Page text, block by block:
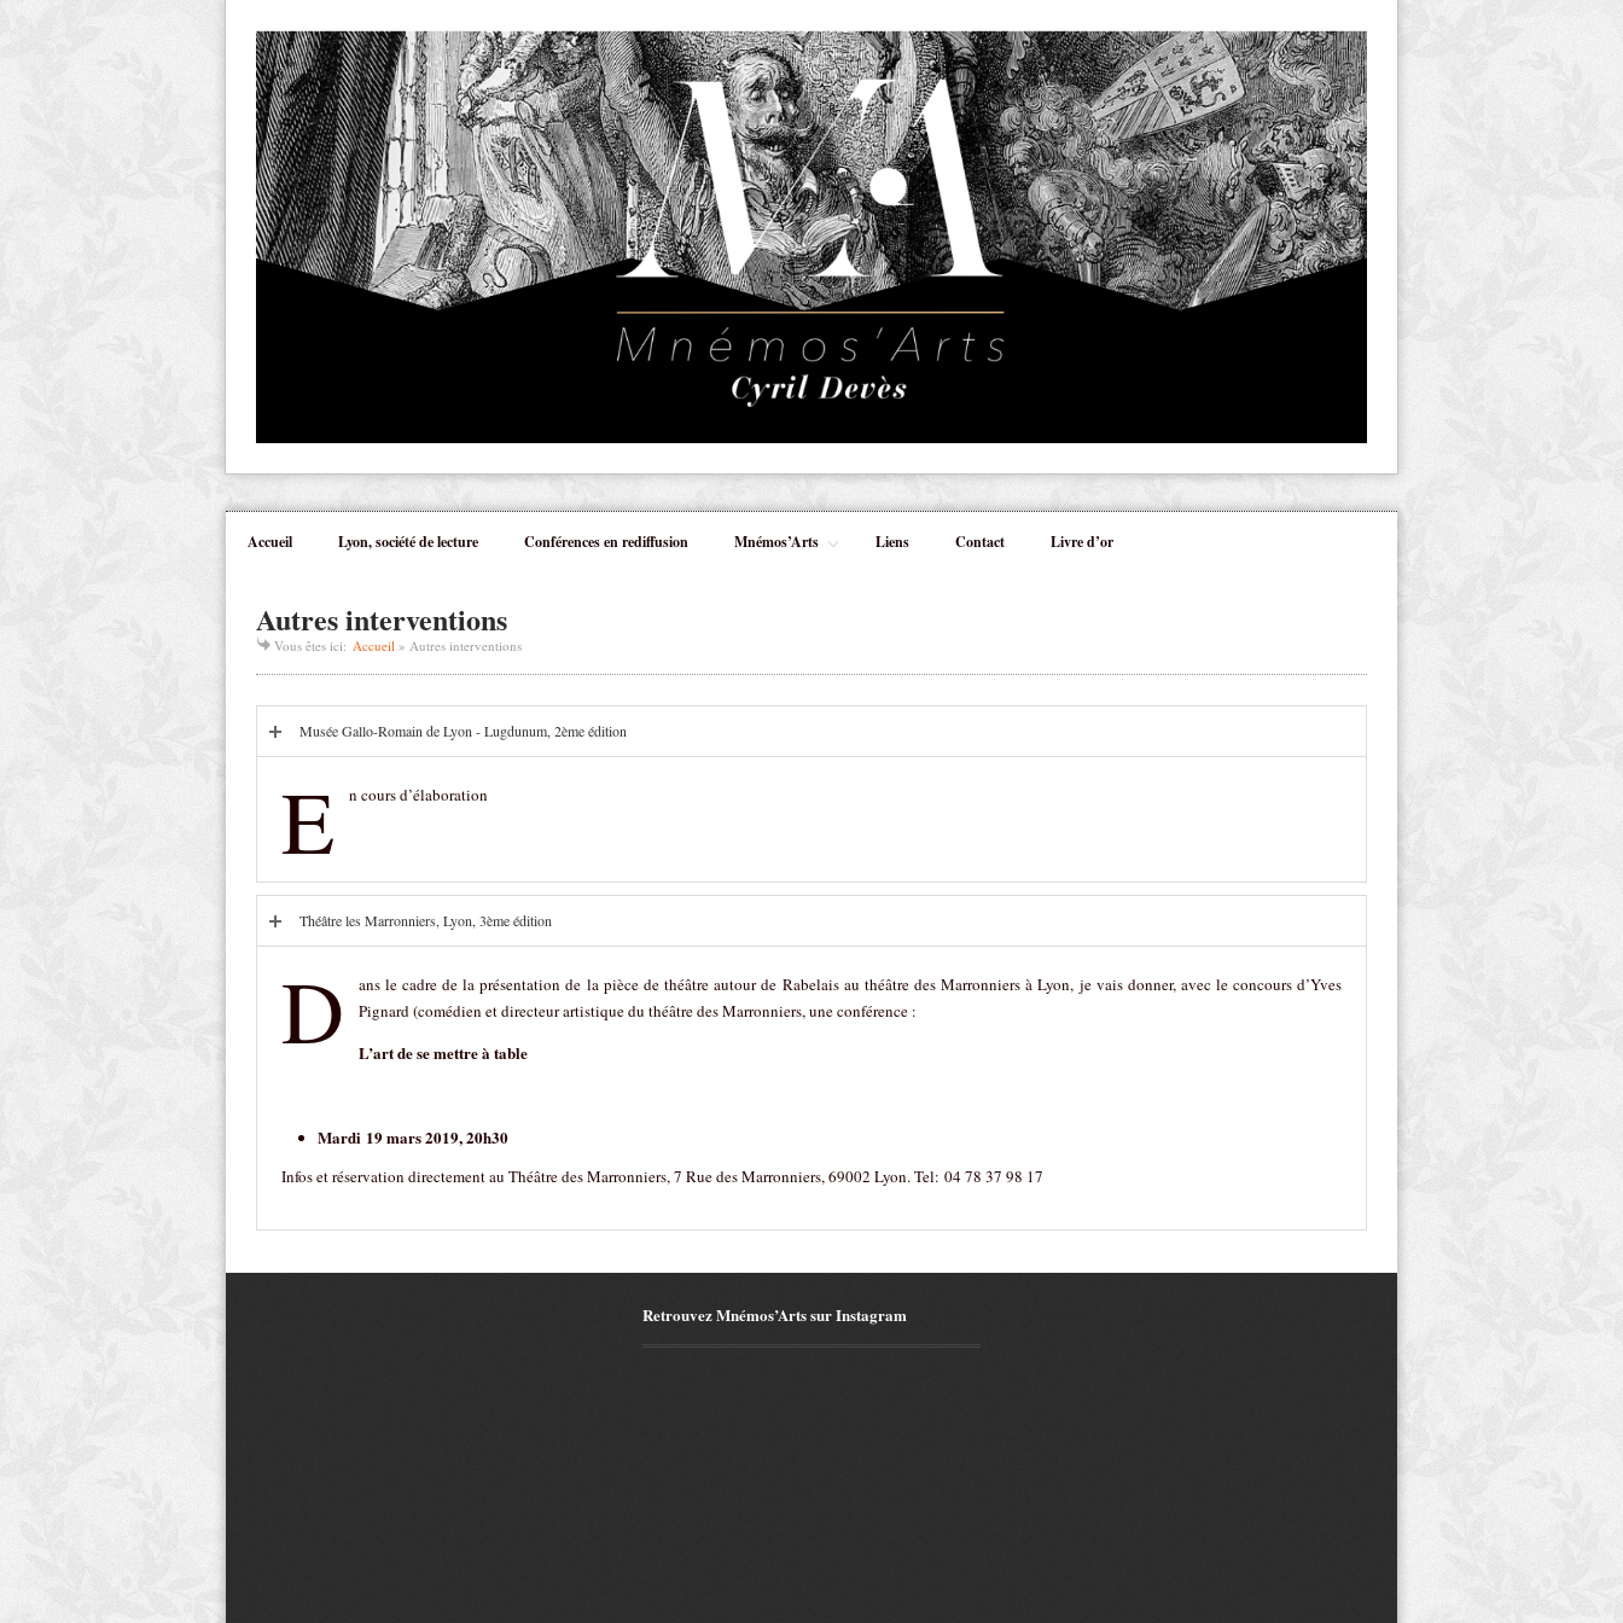
Accueil Lyon, société de lecture Conférences en rediffusion Mnémos’Arts Liens Contact Livre d’or
Autres interventions
Vous êtes ici: Accueil » Autres interventions
Musée Gallo-Romain de Lyon - Lugdunum, 2èmeédition
E n cours d’élaboration
Théâtre les Marronniers, Lyon, 3èmeédition
D
ans le cadre de la présentation de la pièce de théâtre autour de Rabelais au théâtre des Marronniers à Lyon, je vais donner, avec le concours d’Yves
Pignard (comédien et directeur artistique du théâtre des Marronniers, une conférence :
L’art de se mettre à table
Mardi 19 mars 2019, 20h30
Infos et réservation directement au Théâtre des Marronniers, 7 Rue des Marronniers, 69002 Lyon. Tel: 04 78 37 98 17
Retrouvez Mnémos’Arts sur Instagram